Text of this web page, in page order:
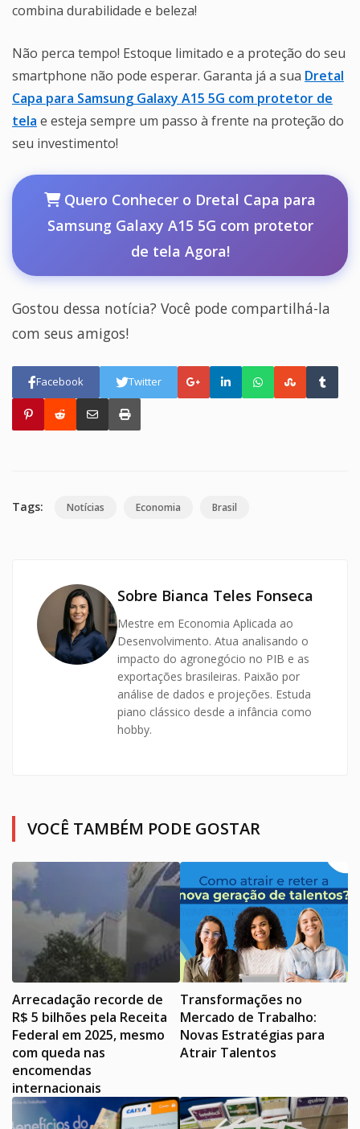
combina durabilidade e beleza!
Não perca tempo! Estoque limitado e a proteção do seu
smartphone não pode esperar. Garanta já a sua Dretal
Capa para Samsung Galaxy A15 5G com protetor de
tela e esteja sempre um passo à frente na proteção do
seu investimento!
Quero Conhecer o Dretal Capa para
Samsung Galaxy A15 5G com protetor
de tela Agora!
Gostou dessa notícia? Você pode compartilhá-la
com seus amigos!
Facebook Twitter
Tags: Notícias Economia Brasil
Sobre Bianca Teles Fonseca
Mestre em Economia Aplicada ao
Desenvolvimento. Atua analisando o
impacto do agronegócio no PIB e as
exportações brasileiras. Paixão por
análise de dados e projeções. Estuda
piano clássico desde a infância como
hobby.
VOCÊ TAMBÉM PODE GOSTAR
Arrecadação recorde de
R$ 5 bilhões pela Receita
Federal em 2025, mesmo
com queda nas
encomendas
internacionais
Transformações no
Mercado de Trabalho:
Novas Estratégias para
Atrair Talentos